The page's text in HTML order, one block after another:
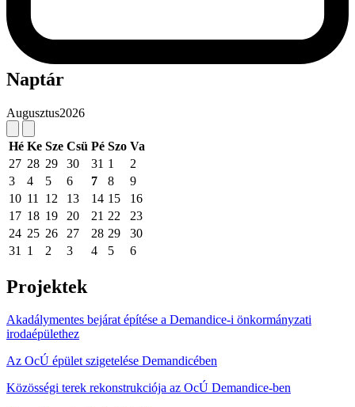
Naptár
Augusztus2026
Hé Ke Sze Csü Pé Szo Va
27 28 29 30 31 1
2
3
4 5 6 7 8
9
10 11 12 13 14 15
16
17 18 19 20 21 22
23
24 25 26 27 28 29
30
31
1 2 3 4 5 6
Projektek
Akadálymentes bejárat építése a Demandice-i önkormányzati
irodaépülethez
Az OcÚ épület szigetelése Demandicében
Közösségi terek rekonstrukciója az OcÚ Demandice-ben